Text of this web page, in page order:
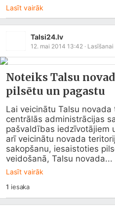
Lasīt vairāk
Talsi24.lv
12. mai 2014 13:42 · Lasīšanai
Noteiks Talsu
pilsētu un pagastu
Lai veicinātu Talsu
centrālās administrācijas
pašvaldības iedzīvotājiem
arī veicinātu novada
sakopšanu, iesaistoties
veidošanā, Talsu novada...
Lasīt vairāk
1 iesaka